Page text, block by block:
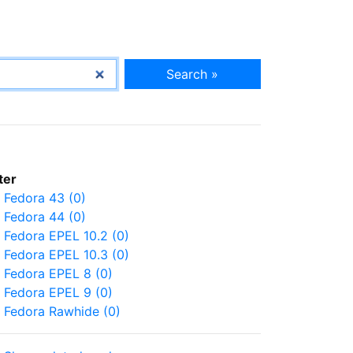
Search »
Fedora 43 (0)
Fedora 44 (0)
Fedora EPEL 10.2 (0)
Fedora EPEL 10.3 (0)
Fedora EPEL 8 (0)
Fedora EPEL 9 (0)
Fedora Rawhide (0)